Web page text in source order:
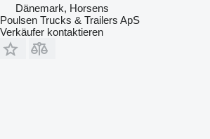
Dänemark, Horsens
Poulsen Trucks & Trailers ApS
Verkäufer kontaktieren